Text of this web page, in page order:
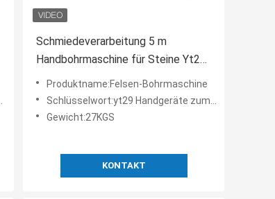
Schmiedeverarbeitung 5 m
Handbohrmaschine für Steine Yt29
Modell
Produktname:Felsen-Bohrmaschine
Schlüsselwort:yt29 Handgeräte zum Bohren von Felsen
Gewicht:27KGS
KONTAKT